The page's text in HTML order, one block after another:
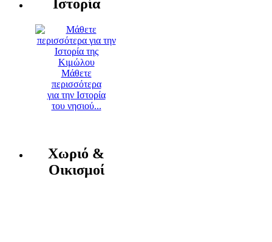
Ιστορία
Μάθετε
περισσότερα
για την Ιστορία
του νησιού...
Χωριό &
Οικισμοί